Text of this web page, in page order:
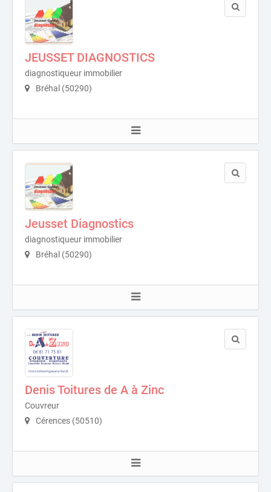
JEUSSET DIAGNOSTICS
diagnostiqueur immobilier
Bréhal (50290)
Jeusset Diagnostics
diagnostiqueur immobilier
Bréhal (50290)
Denis Toitures de A à Zinc
Couvreur
Cérences (50510)